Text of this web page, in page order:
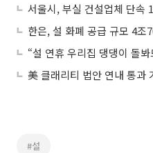
서울시, 부실 건설업체 단속
“설 연휴 우리집 댕댕이 돌
#설